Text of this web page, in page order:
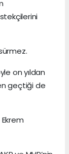
on yıldan
geçtiği de